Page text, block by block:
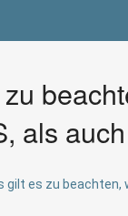
als
gilt es zu beachten,